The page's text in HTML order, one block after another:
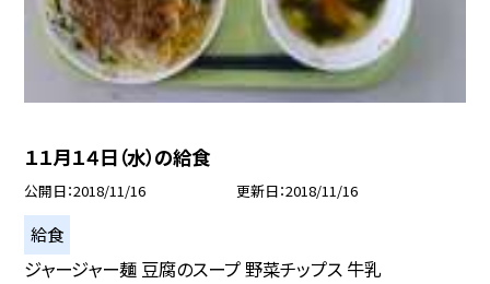
１１月１４日（水）の給食
公開日 2018/11/16 更新日 2018/11/16
給食
ジャージャー麺 豆腐のスープ 野菜チップス 牛乳